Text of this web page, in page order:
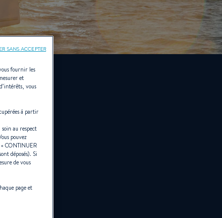
fournir les
et
vous
à partir
au respect
pouvez
CONTINUER
déposés). Si
de vous
page et
SANS ACCEPTER